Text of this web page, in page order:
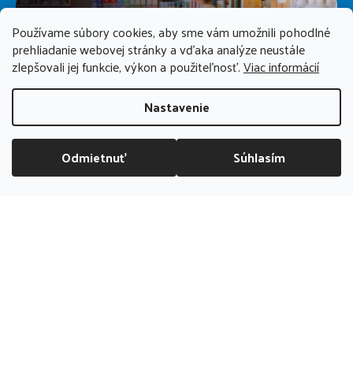
Používame súbory cookies, aby sme vám umožnili pohodlné
prehliadanie webovej stránky a vďaka analýze neustále
zlepšovali jej funkcie, výkon a použiteľnosť.Viac informácií
Nastavenie
Odmietnuť Súhlasím
DOPRAVA ZADARMO NAD 70 EUR
Kamenná
predajňa
PREDAJŇA ZATVORENÁ